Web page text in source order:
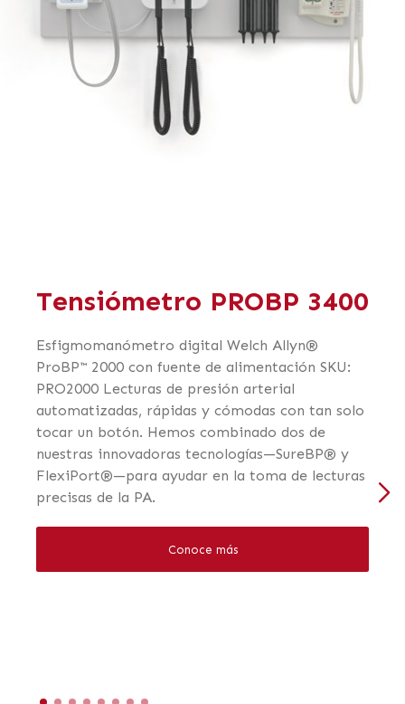
Tensiómetro PROBP 3400
Esfigmomanómetro digital Welch Allyn®
ProBP™ 2000 con fuente de alimentación SKU:
PRO2000 Lecturas de presión arterial
automatizadas, rápidas y cómodas con tan solo
tocar un botón. Hemos combinado dos de
nuestras innovadoras tecnologías—SureBP® y
FlexiPort®—para ayudar en la toma de lecturas
precisas de la PA.
Conoce más